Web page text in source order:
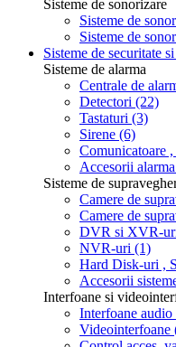
Sisteme de sonorizare
Sisteme de
Sisteme de
Sisteme de securitate
Sisteme de alarma
Centrale de
Detectori (22)
Tastaturi (3)
Sirene (6)
Comunicatoare
Accesorii alarma
Sisteme de
Camere de
Camere de
DVR si XVR-
NVR-uri (1)
Hard Disk-uri ,
Accesorii
Interfoane si
Interfoane audio
Videointerfoane